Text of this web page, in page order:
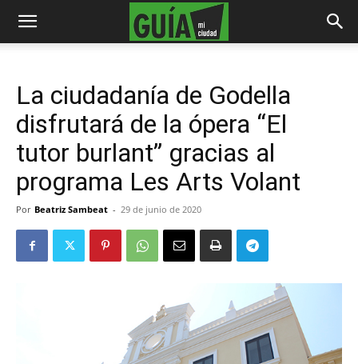
La ciudadanía de Godella
disfrutará de la ópera “El
tutor burlant” gracias al
programa Les Arts Volant
Por Beatriz Sambeat - 29 de junio de 2020